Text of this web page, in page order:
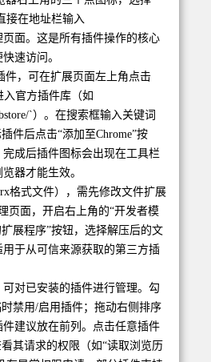
接在地址栏输入
页面。这是所有插件操作的核心
速访问。
件，可在扩展页面左上角点击
入官方插件库（如
`）。在搜索框输入关键词
件后点击“添加至Chrome”按
成后插件图标会出现在工具栏
器才能生效。
格式文件），需先修改文件扩展
页面，开启右上角的“开发者模
展程序”按钮，选择解压后的文
于从可信来源获取的第三方插
可对已安装的插件进行管理。勾
禁用/启用插件；拖动右侧排序
建议放在前列。点击任意插件
其请求的权限（如“读取浏览历